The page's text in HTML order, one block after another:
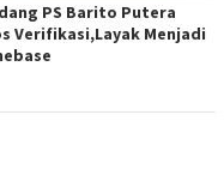
PS Barito Putera
Verifikasi,Layak Menjadi